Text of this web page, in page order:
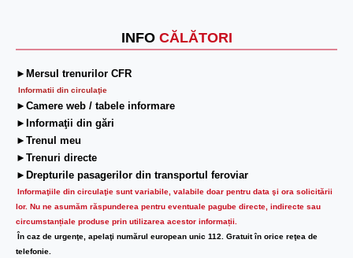
INFO CĂLĂTORI
►Mersul trenurilor CFR
Informatii din circulaţie
►Camere web / tabele informare
►Informaţii din gări
►Trenul meu
►Trenuri directe
►Drepturile pasagerilor din transportul feroviar
Informaţiile din circulaţie sunt variabile, valabile doar pentru data şi ora solicitării
lor. Nu ne asumăm răspunderea pentru eventuale pagube directe, indirecte sau
circumstanțiale produse prin utilizarea acestor informații.
În caz de urgenţe, apelaţi numărul european unic 112. Gratuit în orice reţea de
telefonie.